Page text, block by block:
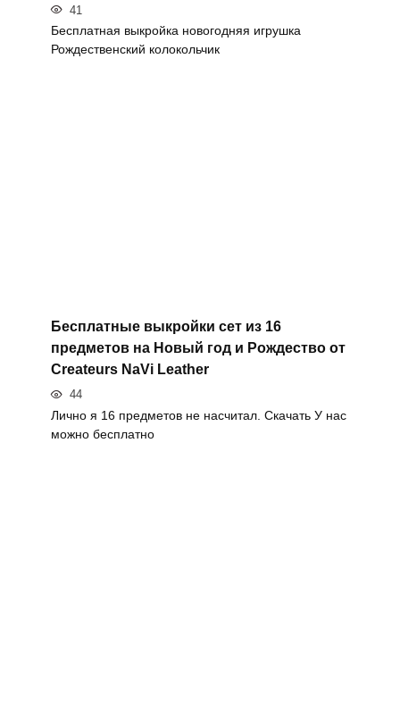
41
Бесплатная выкройка новогодняя игрушка
Рождественский колокольчик
Бесплатные выкройки сет из 16
предметов на Новый год и Рождество от
Createurs NaVi Leather
44
Лично я 16 предметов не насчитал. Скачать У нас
можно бесплатно